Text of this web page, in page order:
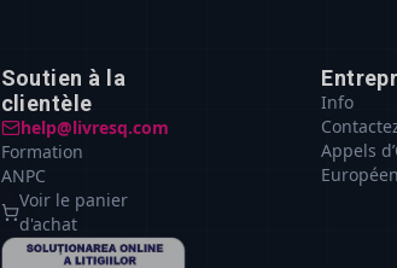
Soutien à la
clientèle
help@livresq.com
Formation
ANPC
Voir le panier
d'achat
Info
Appels